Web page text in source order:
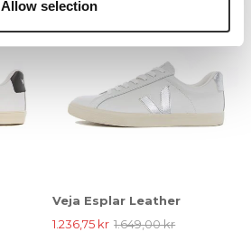
Allow selection
Veja Esplar Leather
1.236,75 kr 1.649,00 kr